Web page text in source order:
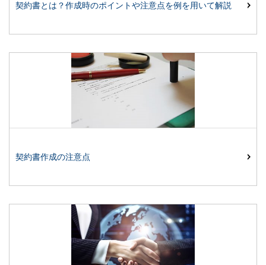
契約書とは？作成時のポイントや注意点を例を用いて解説
契約書作成の注意点